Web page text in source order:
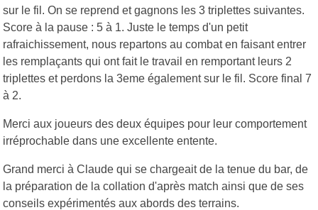
sur le fil. On se reprend et gagnons les 3 triplettes suivantes.
Score à la pause : 5 à 1. Juste le temps d'un petit
rafraichissement, nous repartons au combat en faisant entrer
les remplaçants qui ont fait le travail en remportant leurs 2
triplettes et perdons la 3eme également sur le fil. Score final 7
à 2.
Merci aux joueurs des deux équipes pour leur comportement
irréprochable dans une excellente entente.
Grand merci à Claude qui se chargeait de la tenue du bar, de
la préparation de la collation d'après match ainsi que de ses
conseils expérimentés aux abords des terrains.